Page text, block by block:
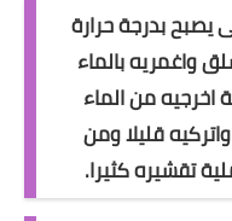
يصبح بدرجة حرارة
واغمريه بالماء
اخرجيه من الماء
قليلا ومن
تقشيره كثيرا.